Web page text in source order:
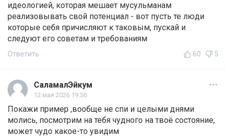
идеологией, которая мешает мусульманам
реализовывать свой потенциал - вот пусть те люди
которые себя причисляют к таковым, пускай и
следуют его советам и требованиям
Ответить 60 5
СаламалЭйкум
12 мая 2026 19:36
Покажи пример ,вообще не спи и целыми днями
молись, посмотрим на тебя чудного на твоё состояние,
может чудо какое-то увидим